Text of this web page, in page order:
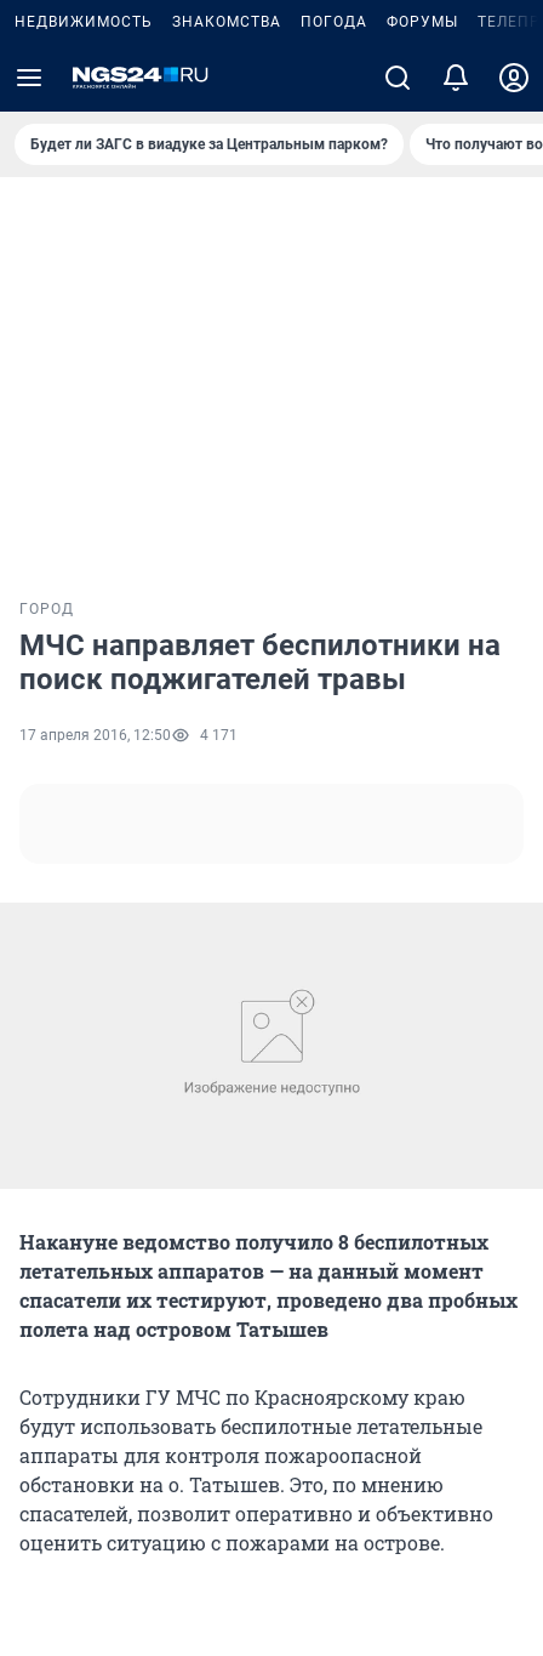
НЕДВИЖИМОСТЬ ЗНАКОМСТВА ПОГОДА ФОРУМЫ
Будет ли ЗАГС в виадуке за Центральным парком? Что получают
ГОРОД
МЧС направляет беспилотники на
поиск поджигателей травы
17 апреля 2016, 12:50 4 171
Накануне ведомство получило 8 беспилотных
летательных аппаратов — на данный момент
спасатели их тестируют, проведено два пробных
полета над островом Татышев
Сотрудники ГУ МЧС по Красноярскому краю
будут использовать беспилотные летательные
аппараты для контроля пожароопасной
обстановки на о. Татышев. Это, по мнению
спасателей, позволит оперативно и объективно
оценить ситуацию с пожарами на острове.